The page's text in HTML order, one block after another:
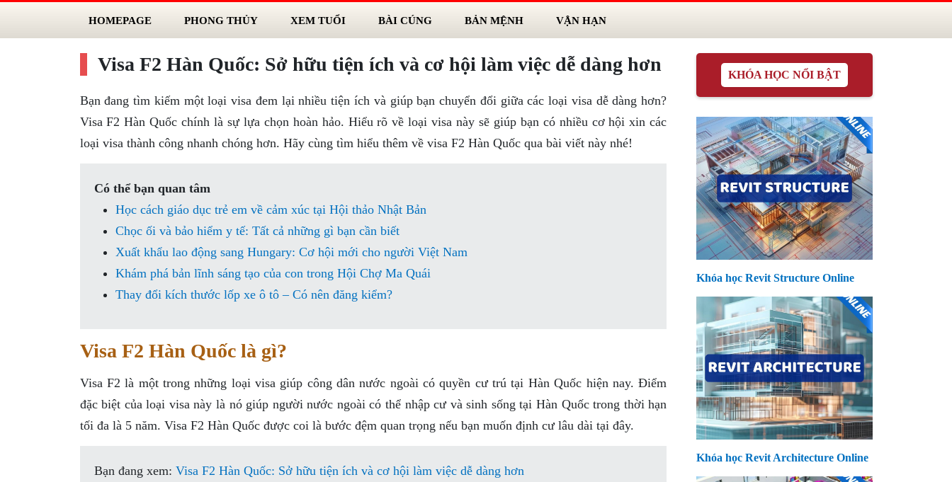
HOMEPAGE PHONG THỦY XEM TUỔI BÀI CÚNG BẢN MỆNH VẬN HẠN
Visa F2 Hàn Quốc: Sở hữu tiện ích và cơ hội làm việc dễ dàng hơn
Bạn đang tìm kiếm một loại visa đem lại nhiều tiện ích và giúp bạn chuyển đổi giữa các loại visa dễ dàng hơn?
Visa F2 Hàn Quốc chính là sự lựa chọn hoàn hảo. Hiểu rõ về loại visa này sẽ giúp bạn có nhiều cơ hội xin các
loại visa thành công nhanh chóng hơn. Hãy cùng tìm hiểu thêm về visa F2 Hàn Quốc qua bài viết này nhé!
Có thể bạn quan tâm
Học cách giáo dục trẻ em về cảm xúc tại Hội thảo Nhật Bản
Chọc ối và bảo hiểm y tế: Tất cả những gì bạn cần biết
Xuất khẩu lao động sang Hungary: Cơ hội mới cho người Việt Nam
Khám phá bản lĩnh sáng tạo của con trong Hội Chợ Ma Quái
Thay đổi kích thước lốp xe ô tô – Có nên đăng kiểm?
Visa F2 Hàn Quốc là gì?
Visa F2 là một trong những loại visa giúp công dân nước ngoài có quyền cư trú tại Hàn Quốc hiện nay. Điểm
đặc biệt của loại visa này là nó giúp người nước ngoài có thể nhập cư và sinh sống tại Hàn Quốc trong thời hạn
tối đa là 5 năm. Visa F2 Hàn Quốc được coi là bước đệm quan trọng nếu bạn muốn định cư lâu dài tại đây.
Bạn đang xem: Visa F2 Hàn Quốc: Sở hữu tiện ích và cơ hội làm việc dễ dàng hơn
KHÓA HỌC NỔI BẬT
Khóa học Revit Structure Online
Khóa học Revit Architecture Online